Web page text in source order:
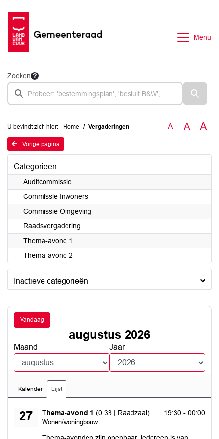
Menu
Zoeken
U bevindt zich hier: Home Vergaderingen A A A
Vorige pagina
Categorieën
Auditcommissie
Commissie Inwoners
Commissie Omgeving
Raadsvergadering
Thema-avond 1
Thema-avond 2
Inactieve categorieën
Vandaag
augustus 2026
Maand Jaar
Kalender Lijst
27 Thema-avond 1 (0.33 | Raadzaal)
Wonen/woningbouw
donderdag 27 augustus 2026 19:30 - 00:00